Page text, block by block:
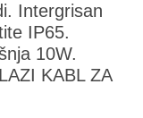
Intergrisan
IP65.
10W.
KABL ZA